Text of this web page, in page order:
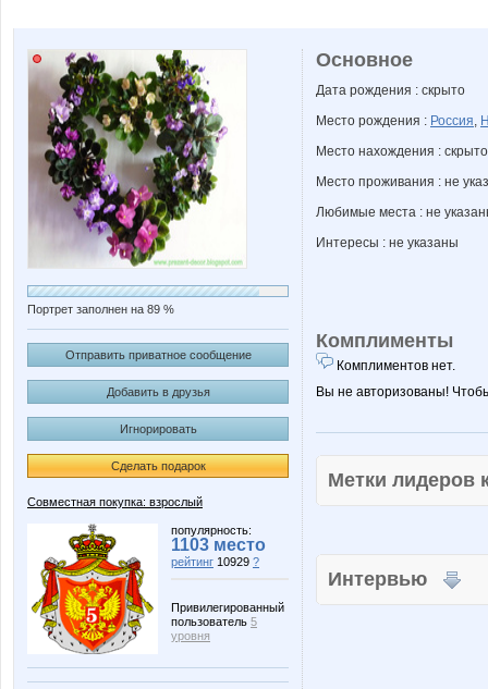
Портрет заполнен на 89 %
Отправить приватное сообщение
Добавить в друзья
Игнорировать
Сделать подарок
Совместная покупка: взрослый
популярность:
1103 место
рейтинг 10929 ?
Привилегированный
пользователь 5
уровня
Основное
Дата рождения : скрыто
Место рождения : Россия,
Место нахождения : скрыто
Место проживания : не
Любимые места : не
Интересы : не указаны
Комплименты
Комплиментов нет.
Вы не авторизованы!
Метки
Интервью